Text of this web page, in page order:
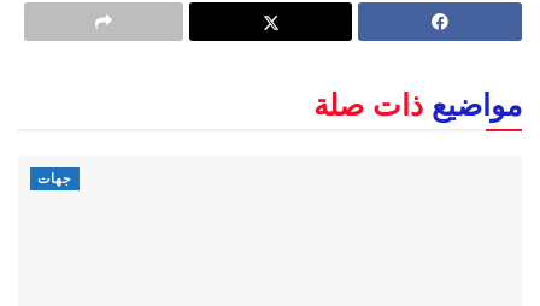
مواضيع ذات صلة
جهات